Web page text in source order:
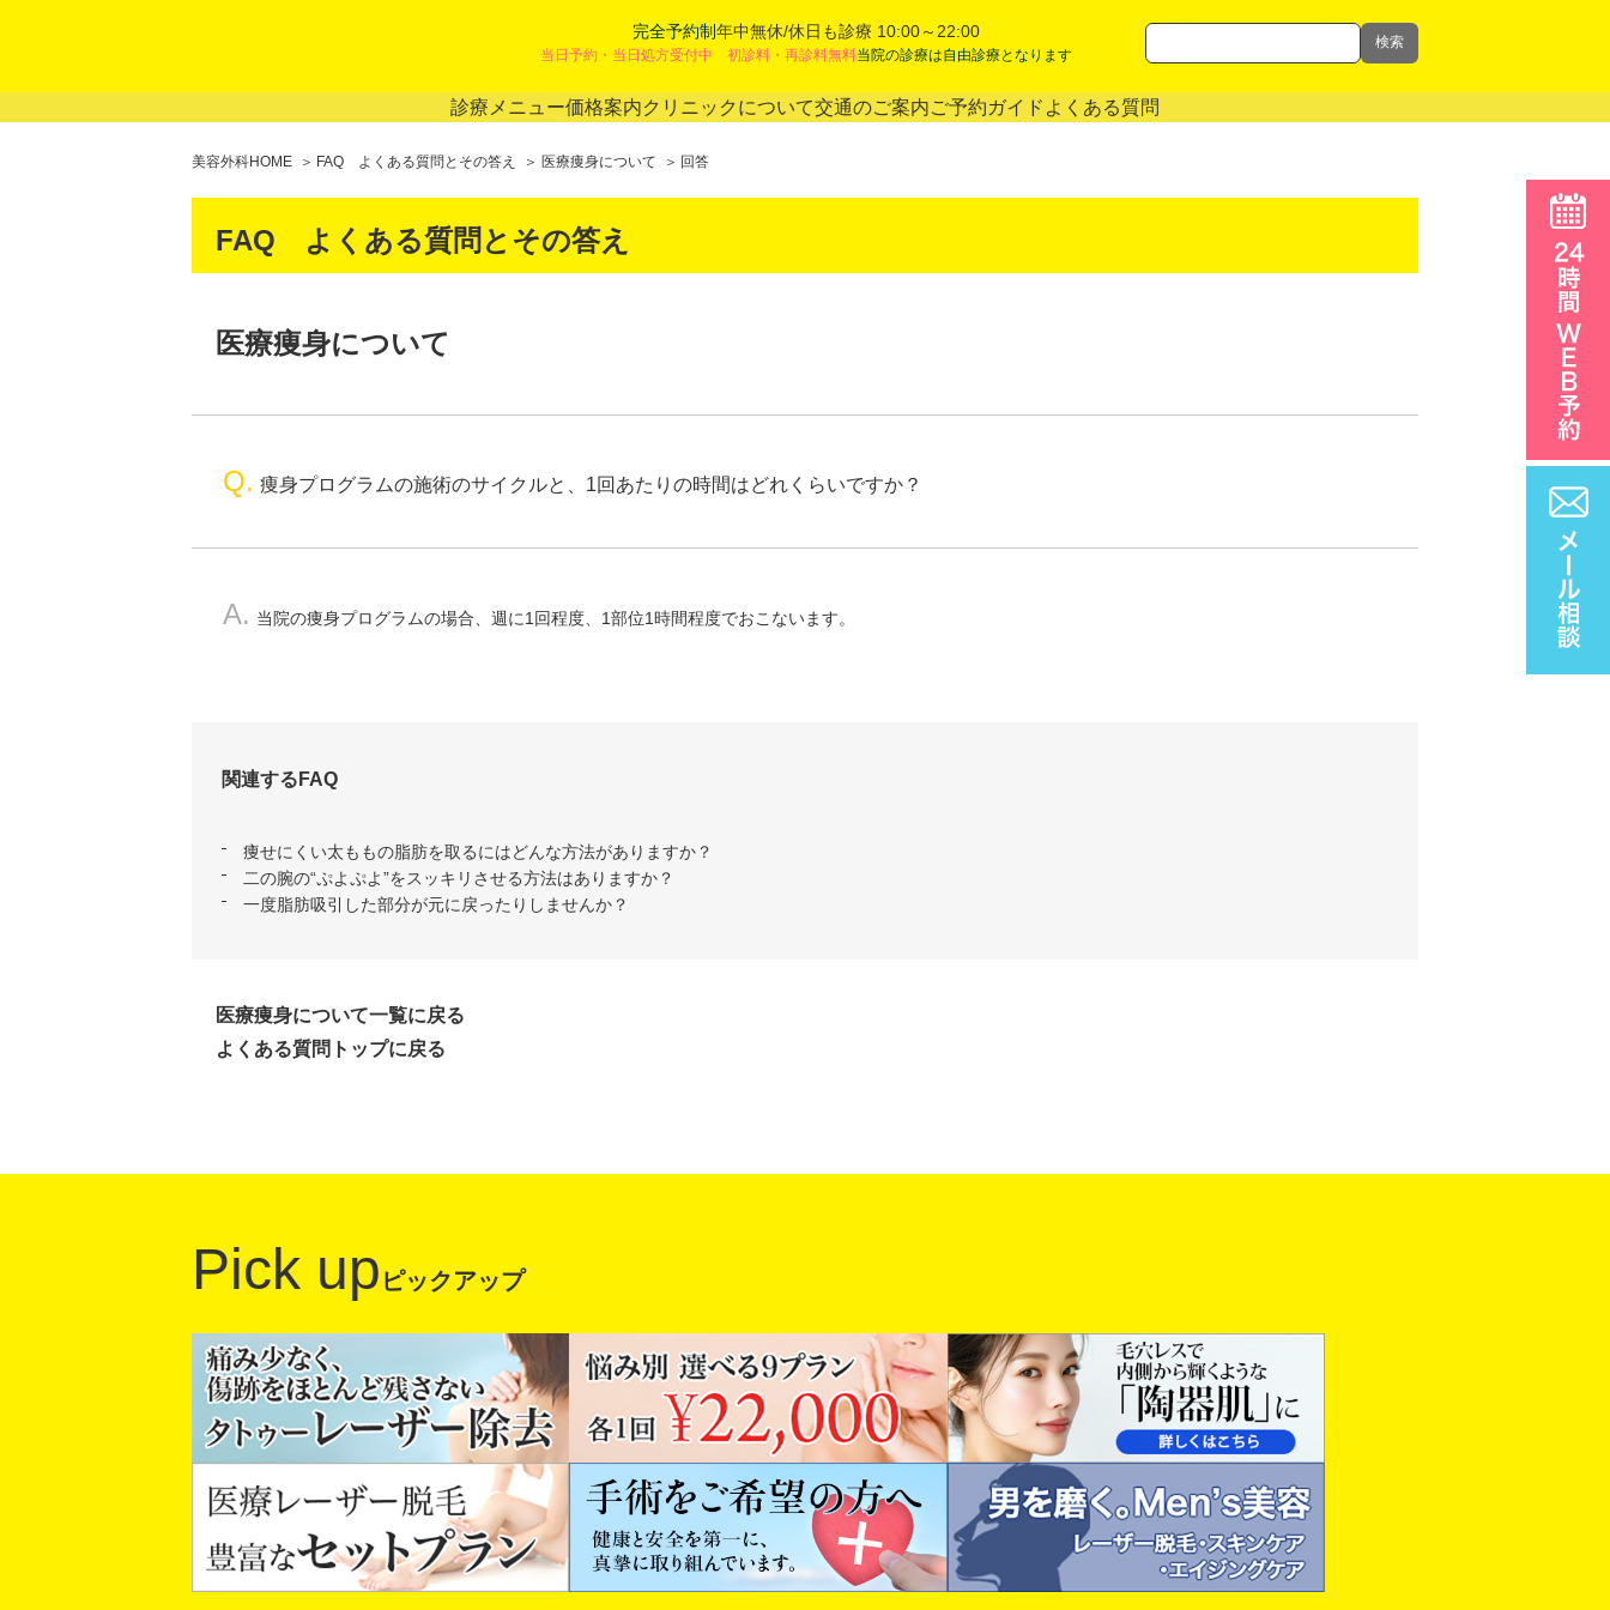
完全予約制年中無休/休日も診療 10:00～22:00
当日予約・当日処方受付中 初診料・再診料無料当院の診療は自由診療となります
検索
診療メニュー価格案内クリニックについて交通のご案内ご予約ガイド よくある質問
美容外科HOME FAQ よくある質問とその答え 医療痩身について 回答
FAQ よくある質問とその答え
医療痩身について
Q. 痩身プログラムの施術のサイクルと、1回あたりの時間はどれくらいですか？
A. 当院の痩身プログラムの場合、週に1回程度、1部位1時間程度でおこないます。
関連するFAQ
痩せにくい太ももの脂肪を取るにはどんな方法がありますか？
二の腕の“ぷよぷよ”をスッキリさせる方法はありますか？
一度脂肪吸引した部分が元に戻ったりしませんか？
医療痩身について一覧に戻る
よくある質問トップに戻る
Pick up ピックアップ